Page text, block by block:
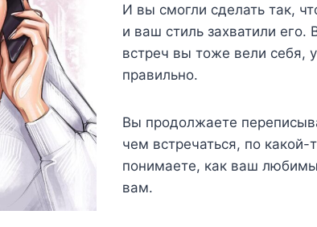
И вы смогли сделать так,
и ваш стиль захватили его.
встреч вы тоже вели себя,
правильно.
Вы продолжаете
чем встречаться, по какой-
понимаете, как ваш
вам.